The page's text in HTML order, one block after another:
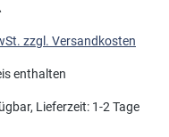
zzgl. Versandkosten
enthalten
Lieferzeit: 1-2 Tage